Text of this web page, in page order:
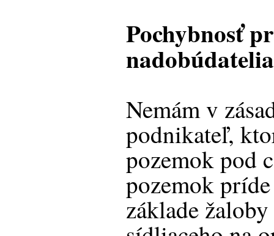
Pochybnosť
nadobúdatelia
Nemám v
podnikateľ,
pozemok pod
pozemok
základe